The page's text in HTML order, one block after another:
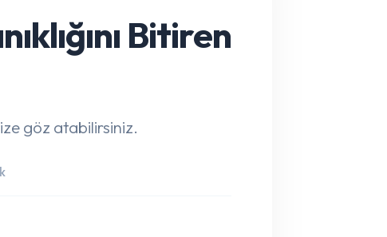
Bitiren
göz atabilirsiniz.